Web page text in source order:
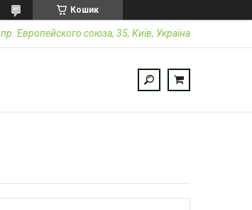
Кошик
пр. Европейского союза, 35, Київ, Україна